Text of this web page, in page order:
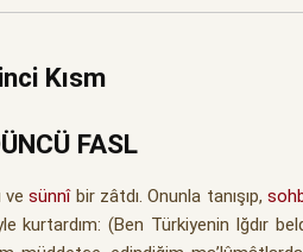
Kısm
FASL
vesünnîbir zâtdı. Onunla tanışıp,
(Ben Türkiyenin Iğdır